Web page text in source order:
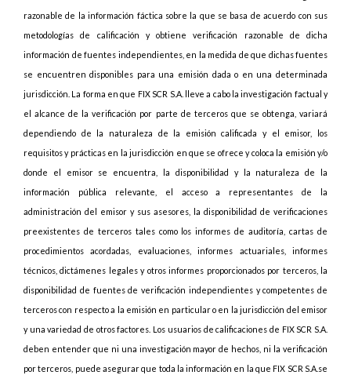
razonable de la información fáctica sobre la que se basa de acuerdo con sus
metodologías de calificación y obtiene verificación razonable de dicha
información de fuentes independientes, en la medida de que dichas fuentes
se encuentren disponibles para una emisión dada o en una determinada
jurisdicción. La forma en que FIX SCR S.A. lleve a cabo la investigación factual y
el alcance de la verificación por parte de terceros que se obtenga, variará
dependiendo de la naturaleza de la emisión calificada y el emisor, los
requisitos y prácticas en la jurisdicción en que se ofrece y coloca la emisión y/o
donde el emisor se encuentra, la disponibilidad y la naturaleza de la
información pública relevante, el acceso a representantes de la
administración del emisor y sus asesores, la disponibilidad de verificaciones
preexistentes de terceros tales como los informes de auditoría, cartas de
procedimientos acordadas, evaluaciones, informes actuariales, informes
técnicos, dictámenes legales y otros informes proporcionados por terceros, la
disponibilidad de fuentes de verificación independientes y competentes de
terceros con respecto a la emisión en particular o en la jurisdicción del emisor
y una variedad de otros factores. Los usuarios de calificaciones de FIX SCR S.A.
deben entender que ni una investigación mayor de hechos, ni la verificación
por terceros, puede asegurar que toda la información en la que FIX SCR S.A.se